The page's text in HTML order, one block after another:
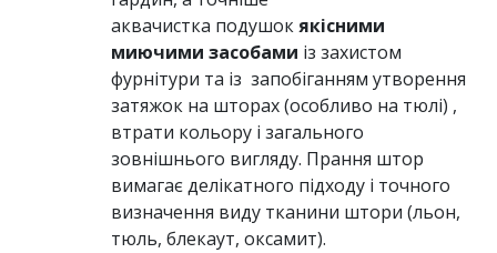
аквачистка подушокякісними
миючими засобами із захистом
фурнітури та із запобіганням утворення
затяжок на шторах (особливо на тюлі) ,
втрати кольору і загального
зовнішнього вигляду. Прання штор
вимагає делікатного підходу і точного
визначення виду тканини штори (льон,
тюль, блекаут, оксамит).